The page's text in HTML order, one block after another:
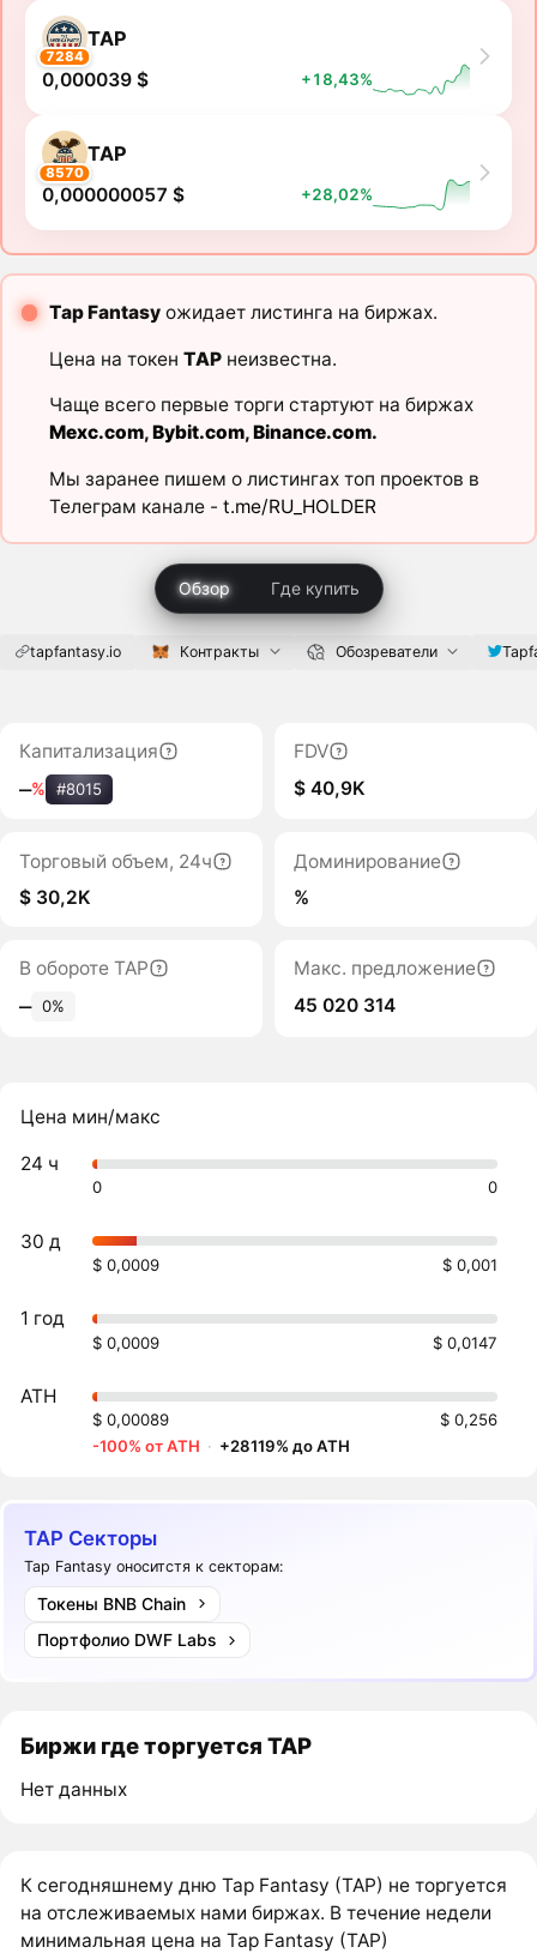
7284
TAP
0,000039 $ +18,43%
8570
TAP
0,000000057 $ +28,02%
Tap Fantasyожидает листинга на биржах.
Цена на токен TAPнеизвестна.
Чаще всего первые торги стартуют на биржах
Mexc.com,Bybit.com,Binance.com.
Мы заранее пишем о листингах топ проектов в
Телеграм канале - t.me/RU_HOLDER
Обзор Где купить
tapfantasy.io Контракты Обозреватели
Капитализация
‒% #8015
FDV
$ 40,9K
Торговый объем, 24ч
$ 30,2K
Доминирование
%
В обороте TAP
‒ 0%
Макс. предложение
45 020 314
Цена мин/макс
24 ч
0 0
30 д
$ 0,0009 $ 0,001
1 год
$ 0,0009 $ 0,0147
ATH
$ 0,00089
$ 0,256
-100% от ATH · +28119% до ATH
TAP Секторы
Tap Fantasy оноситстя к секторам:
Токены BNB Chain
Портфолио DWF Labs
Биржи где торгуется TAP
Нет данных
К сегодняшнему дню Tap Fantasy (TAP) не торгуется
на отслеживаемых нами биржах. В течение недели
минимальная цена на Tap Fantasy (TAP)